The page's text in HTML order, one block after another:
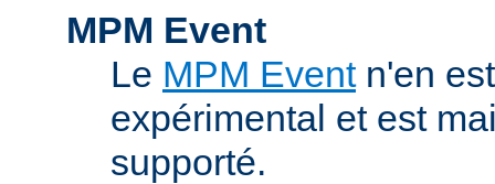
MPM Event
Le MPM Eventn'en
expérimental et est
supporté.